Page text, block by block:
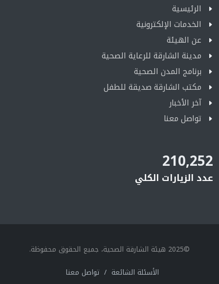
الرئيسية
الخدمات الإلكترونية
عن الهيئة
مدينة الشارقة للرعاية الصحية
برنامج المدن الصحية
مكتب الشارقة صديقة للطفل
آخر الأخبار
تواصل معنا
210,252
عدد الزيارات الكلي
©2025 هيئة الشارقة الصحية، جميع الحقوق محفوظة.
الأسئلة الشائعة / تواصل معنا